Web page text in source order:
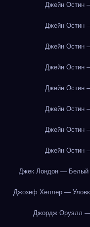
Джейн Остин
Джейн Остин
Джейн Остин
Джейн Остин
Джейн Остин
Джейн Остин
Джейн Остин
Джейн Остин
Джек Лондон — Белый
Джозеф Хеллер —
Джордж Оруэлл